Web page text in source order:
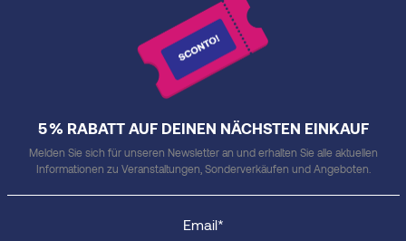
5 % RABATT AUF DEINEN NÄCHSTEN EINKAUF
Melden Sie sich für unseren Newsletter an und erhalten Sie alle aktuellen
Informationen zu Veranstaltungen, Sonderverkäufen und Angeboten.
Email*